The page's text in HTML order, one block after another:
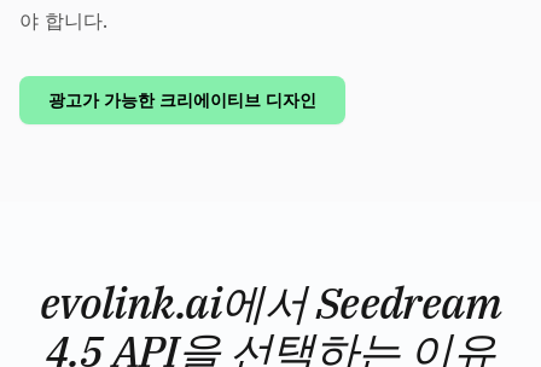
야 합니다.
광고가 가능한 크리에이티브 디자인
evolink.ai에서 Seedream
4.5 API을 선택하는 이유